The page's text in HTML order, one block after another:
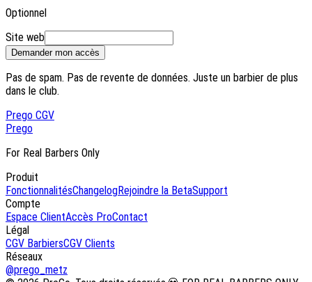
Optionnel
Site web
Demander mon accès
Pas de spam. Pas de revente de données. Juste un barbier de plus
dans le club.
Prego CGV
Prego
For Real Barbers Only
Produit
FonctionnalitésChangelogRejoindre la BetaSupport
Compte
Espace ClientAccès ProContact
Légal
CGV BarbiersCGV Clients
Réseaux
@prego_metz